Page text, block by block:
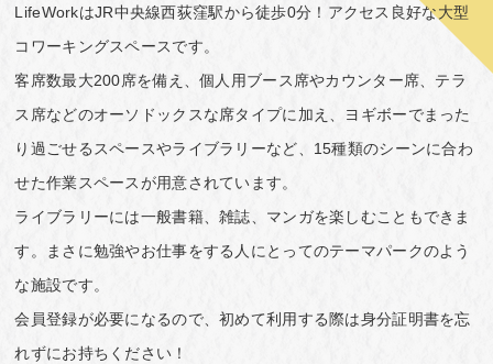
LifeWorkはJR中央線西荻窪駅から徒歩0分！アクセス良好な大型
コワーキングスペースです。
客席数最大200席を備え、個人用ブース席やカウンター席、テラ
ス席などのオーソドックスな席タイプに加え、ヨギボーでまった
り過ごせるスペースやライブラリーなど、15種類のシーンに合わ
せた作業スペースが用意されています。
ライブラリーには一般書籍、雑誌、マンガを楽しむこともできま
す。まさに勉強やお仕事をする人にとってのテーマパークのよう
な施設です。
会員登録が必要になるので、初めて利用する際は身分証明書を忘
れずにお持ちください！